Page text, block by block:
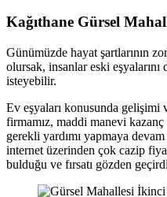
Kağıthane Gürsel
Günümüzde hayat şartlarının
olursak, insanlar eski
isteyebilir.
Ev eşyaları konusunda gelişimi
firmamız, maddi manevi
gerekli yardımı yapmaya
internet üzerinden çok cazip
bulduğu ve fırsatı gözden